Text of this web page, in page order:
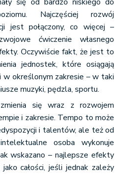
Najczęściej rozwój
jest połączony, co więcej –
ćwiczenie własnego
Oczywiście fakt, że jest to
jednostek, które osiągają
określonym zakresie – w taki
muzyki, pędzla, sportu.
się wraz z rozwojem
i zakresie. Tempo to może
i talentów, ale też od
osoba wykonuje
wskazano – najlepsze efekty
całości, jeśli jednak zależy